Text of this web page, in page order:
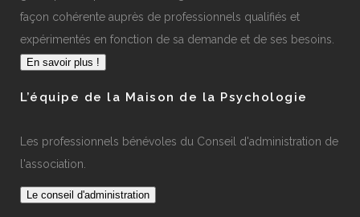
façon cohérente auprès de professionnels qualifiés et
expérimentés en fonction de sa demande et de ses besoins.
En savoir plus !
L’équipe de la Maison de la Psychologie
Les professionnels bénévoles du Conseil d'administration de
l'association.
Le conseil d'administration